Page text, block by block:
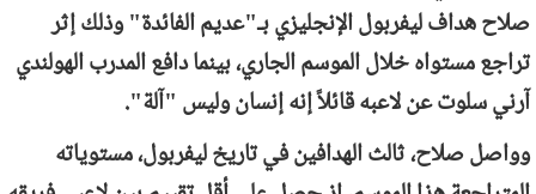
صلاح هداف ليفربول الإنجليزي بـ"عديم الفائدة" وذلك إثر
تراجع مستواه خلال الموسم الجاري، بينما دافع المدرب الهولندي
آرني سلوت عن لاعبه قائلاً إنه إنسان وليس "آلة".
وواصل صلاح، ثالث الهدافين في تاريخ ليفربول، مستوياته